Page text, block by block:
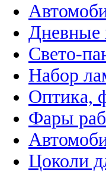
Дневные
Свето-
Набор
Оптика,
Фары
Цоколи